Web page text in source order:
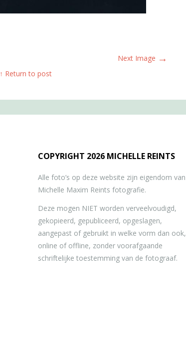
Next Image →
↑ Return to post
COPYRIGHT 2026 MICHELLE REINTS
Alle foto’s op deze website zijn eigendom van
Michelle Maxim Reints fotografie.
Deze mogen NIET worden verveelvoudigd,
gekopieerd, gepubliceerd, opgeslagen,
aangepast of gebruikt in welke vorm dan ook,
online of offline, zonder voorafgaande
schriftelijke toestemming van de fotograaf.